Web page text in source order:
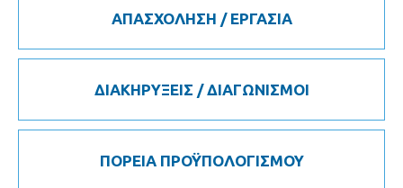
ΑΠΑΣΧΟΛΗΣΗ / ΕΡΓΑΣΙΑ
ΔΙΑΚΗΡΥΞΕΙΣ / ΔΙΑΓΩΝΙΣΜΟΙ
ΠΟΡΕΙΑ ΠΡΟΫΠΟΛΟΓΙΣΜΟΥ